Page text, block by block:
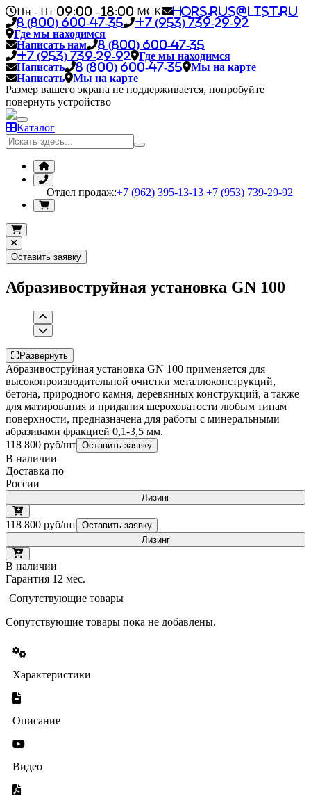
Пн - Пт 09:00 - 18:00 МСК
hors.rus@list.ru
8 (800) 600-47-35
+7 (953) 739-29-92
Где мы находимся
Написать нам
8 (800) 600-47-35
+7 (953) 739-29-92
Где мы находимся
Написать
8 (800) 600-47-35
Мы на карте
Написать
Мы на карте
Размер вашего экрана не поддерживается, попробуйте
повернуть устройство
Каталог
Отдел продаж:+7 (962) 395-13-13 +7 (953) 739-29-92
Оставить заявку
Абразивоструйная установка GN 100
Развернуть
Абразивоструйная установка GN 100 применяется для
высокопроизводительной очистки металлоконструкций,
бетона, природного камня, деревянных конструкций, а также
для матирования и придания шероховатости любым типам
поверхности, предназначена для работы с минеральными
абразивами фракцией 0,1-3,5 мм.
118 800 руб/шт Оставить заявку
В наличии
Доставка по
России
Лизинг
118 800 руб/шт Оставить заявку
Лизинг
В наличии
Гарантия 12 мес.
Сопутствующие товары
Сопутствующие товары пока не добавлены.
Характеристики
Описание
Видео